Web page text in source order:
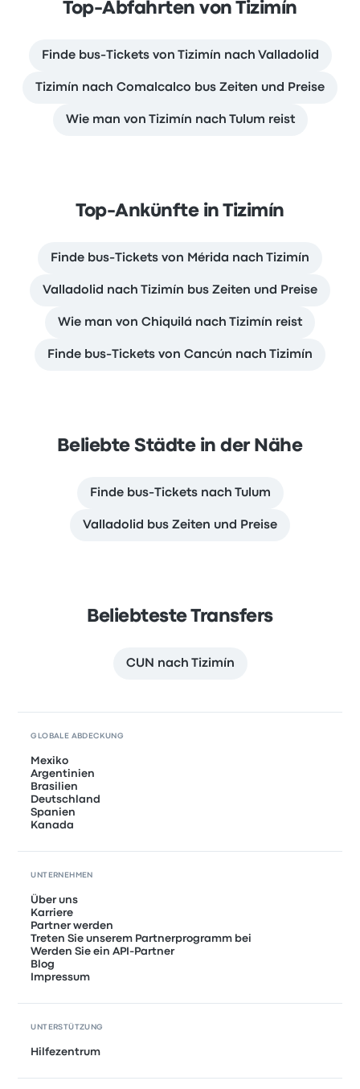
Top-Abfahrten von Tizimín
Finde bus-Tickets von Tizimín nach Valladolid
Tizimín nach Comalcalco bus Zeiten und Preise
Wie man von Tizimín nach Tulum reist
Top-Ankünfte in Tizimín
Finde bus-Tickets von Mérida nach Tizimín
Valladolid nach Tizimín bus Zeiten und Preise
Wie man von Chiquilá nach Tizimín reist
Finde bus-Tickets von Cancún nach Tizimín
Beliebte Städte in der Nähe
Finde bus-Tickets nach Tulum
Valladolid bus Zeiten und Preise
Beliebteste Transfers
CUN nach Tizimín
GLOBALE ABDECKUNG
Mexiko
Argentinien
Brasilien
Deutschland
Spanien
Kanada
UNTERNEHMEN
Über uns
Karriere
Partner werden
Treten Sie unserem Partnerprogramm bei
Werden Sie ein API-Partner
Blog
Impressum
UNTERSTÜTZUNG
Hilfezentrum